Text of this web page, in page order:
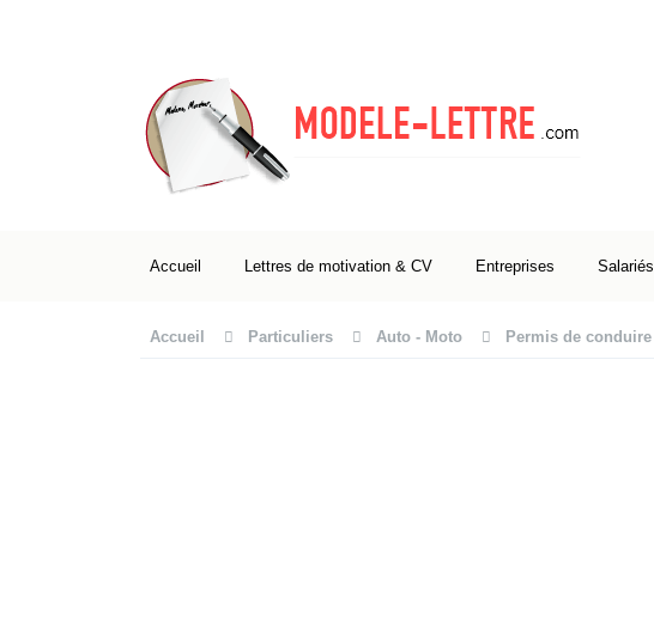
Accueil Lettres de motivation & CV Entreprises Salariés
Accueil Particuliers Auto - Moto Permis de conduire